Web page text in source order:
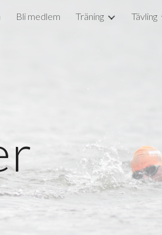
to navigation
Bli medlem Träning Tävling